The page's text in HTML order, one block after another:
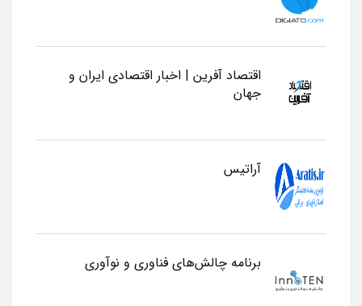
اقتصاد آفرین | اخبار اقتصادی ایران و
جهان
آراتیس
برنامه چالش‌های فناوری و نوآوری